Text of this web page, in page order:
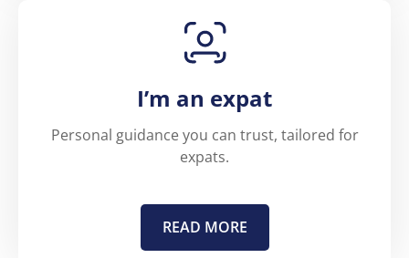
I’m an expat
Personal guidance you can trust, tailored for
expats.
READ MORE